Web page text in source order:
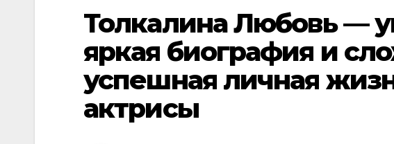
Толкалина Любовь —
яркая биография и
успешная личная
актрисы